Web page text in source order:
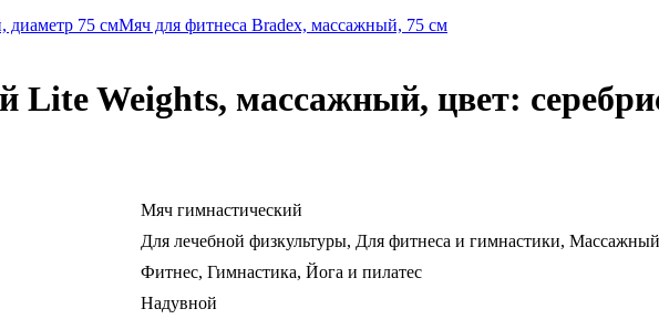
диаметр 75 смМяч для фитнеса Bradex, массажный, 75 см
Lite Weights, массажный, цвет:
Мяч гимнастический
Для лечебной физкультуры, Для фитнеса и гимнастики, Массажный
Фитнес, Гимнастика, Йога и пилатес
Надувной